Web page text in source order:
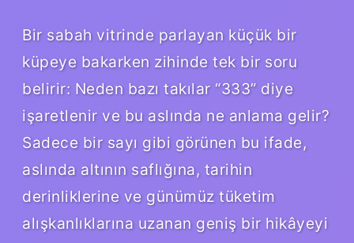
Bir sabah vitrinde parlayan küçük bir
küpeye bakarken zihinde tek bir soru
belirir: Neden bazı takılar “333” diye
işaretlenir ve bu aslında ne anlama gelir?
Sadece bir sayı gibi görünen bu ifade,
aslında altının saflığına, tarihin
derinliklerine ve günümüz tüketim
alışkanlıklarına uzanan geniş bir hikâyeyi